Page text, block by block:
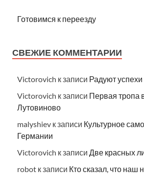
Готовимся к переезду
СВЕЖИЕ КОММЕНТАРИИ
Victorovich к записи Радуют
Victorovich к записи Первая тропа
Лутовиново
malyshiev к записи Культурное
Германии
Victorovich к записи Две красных
robot к записи Кто сказал, что наш